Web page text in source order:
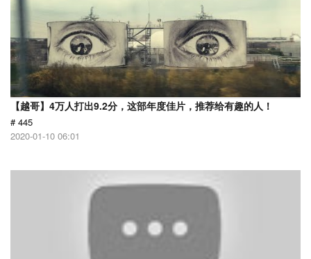
【越哥】4万人打出9.2分，这部年度佳片，推荐给有趣的人！
# 445
2020-01-10 06:01